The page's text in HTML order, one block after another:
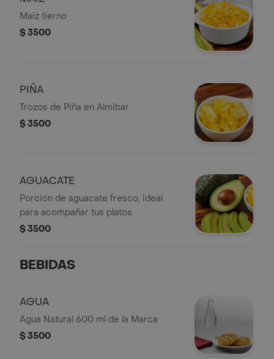
Maiz tierno
$ 3500
PIÑA
Trozos de Piña en Almibar
$ 3500
AGUACATE
Porción de aguacate fresco, ideal
para acompañar tus platos.
$ 3500
BEBIDAS
AGUA
Agua Natural 600 ml de la Marca
$ 3500